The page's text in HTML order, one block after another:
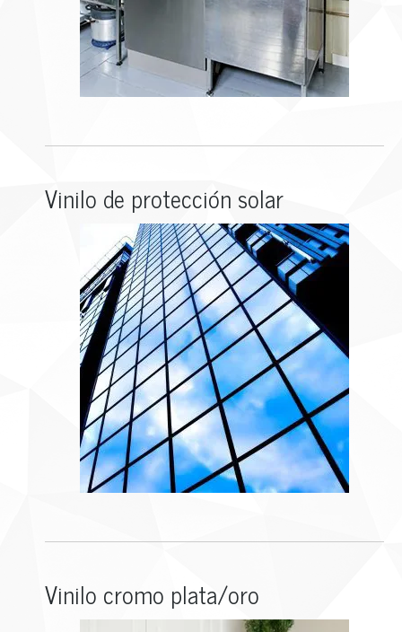
Vinilo de protección solar
Vinilo cromo plata/oro